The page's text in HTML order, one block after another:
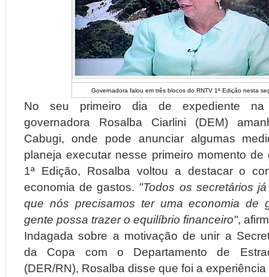
Governadora falou em três blocos do RNTV 1ª Edição nesta
No seu primeiro dia de expediente na
governadora Rosalba Ciarlini (DEM)
Cabugi, onde pode anunciar algumas
planeja executar nesse primeiro momento
1ª Edição, Rosalba voltou a destacar o
economia de gastos. "Todos os secretários
que nós precisamos ter uma economia de
gente possa trazer o equilíbrio financeiro",
Indagada sobre a motivação de unir a
da Copa com o Departamento de
(DER/RN), Rosalba disse que foi a